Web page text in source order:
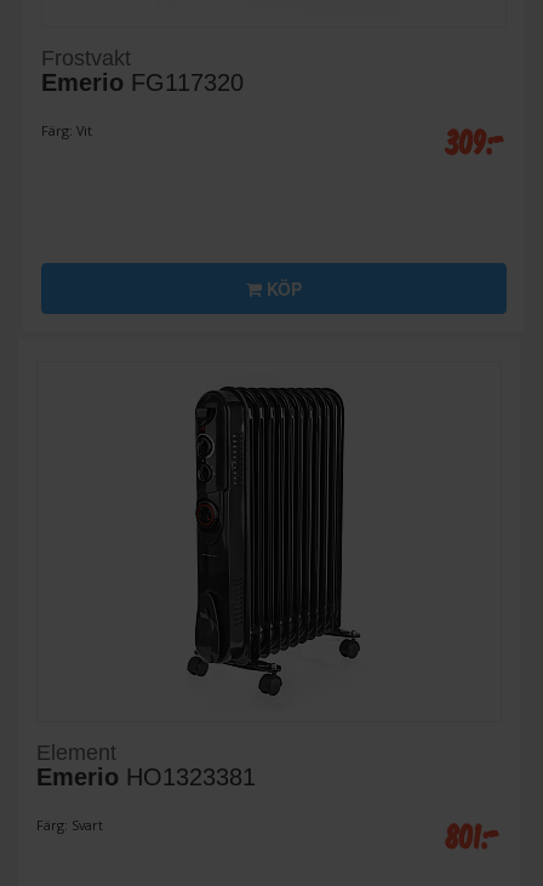
Frostvakt
Emerio FG117320
Färg: Vit 309:-
KÖP
Element
Emerio HO1323381
Färg: Svart 801:-